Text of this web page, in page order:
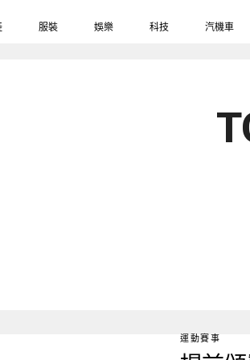
服裝 娛樂 科技 汽機車
運動賽事